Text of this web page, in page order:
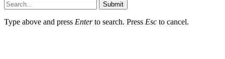
Submit
Type above and press Enterto search. Press Esc to cancel.